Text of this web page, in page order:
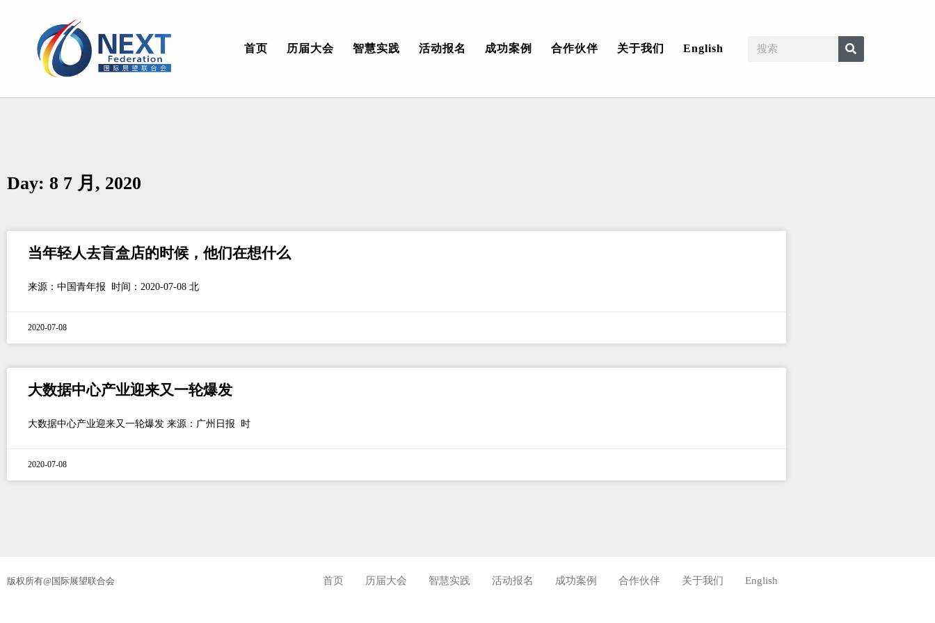
首页 历届大会 智慧实践 活动报名 成功案例 合作伙伴 关于我们 English
Day: 8 7 月, 2020
当年轻人去盲盒店的时候，他们在想什么
来源：中国青年报 时间：2020-07-08 北
2020-07-08
大数据中心产业迎来又一轮爆发
大数据中心产业迎来又一轮爆发 来源：广州日报 时
2020-07-08
版权所有@国际展望联合会 首页 历届大会 智慧实践 活动报名 成功案例 合作伙伴 关于我们 English